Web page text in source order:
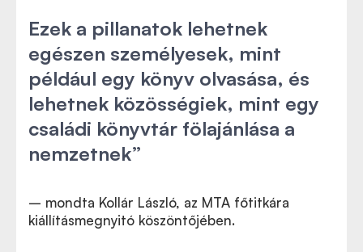
Ezek a pillanatok lehetnek
egészen személyesek, mint
például egy könyv olvasása, és
lehetnek közösségiek, mint egy
családi könyvtár fölajánlása a
nemzetnek”
– mondta Kollár László, az MTA főtitkára
kiállításmegnyitó köszöntőjében.